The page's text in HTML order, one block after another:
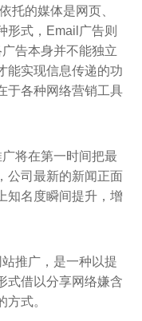
托的媒体是网页、
形式，Email广告则
告本身并不能独立
能实现信息传递的功
于各种网络营销工具
将在第一时间把最
公司最新的新闻正面
知名度瞬间提升，增
推广，是一种以提
式借以分享网络嫌含
式。